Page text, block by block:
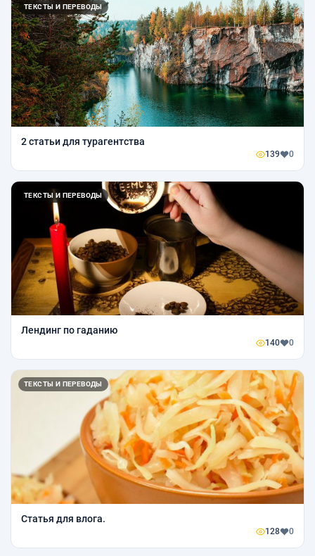
ТЕКСТЫ И ПЕРЕВОДЫ
2 статьи для турагентства
139 0
ТЕКСТЫ И ПЕРЕВОДЫ
Лендинг по гаданию
140 0
ТЕКСТЫ И ПЕРЕВОДЫ
Статья для влога.
128 0